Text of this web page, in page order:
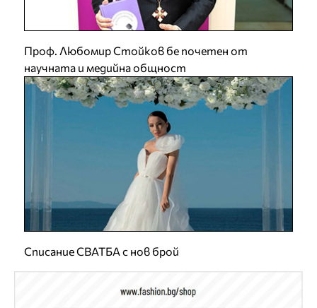
Проф. Любомир Стойков бе почетен от
научната и медийна общност
Списание СВАТБА с нов брой